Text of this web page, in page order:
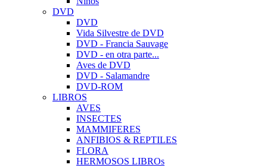
DVD
DVD
Vida Silvestre de DVD
DVD - Francia Sauvage
DVD - en otra parte...
Aves de DVD
DVD - Salamandre
DVD-ROM
LIBROS
AVES
INSECTES
MAMMIFERES
ANFIBIOS & REPTILES
FLORA
HERMOSOS LIBROs